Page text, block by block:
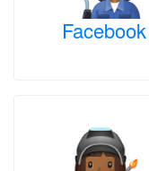
Facebook